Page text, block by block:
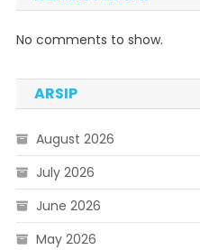
No comments to show.
ARSIP
August 2026
July 2026
June 2026
May 2026